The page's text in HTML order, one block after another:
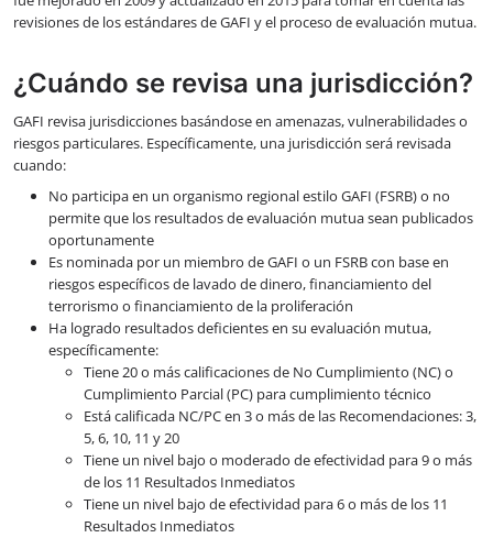
revisiones de los estándares de GAFI y el proceso de evaluación mutua.
¿Cuándo se revisa una jurisdicción?
GAFI revisa jurisdicciones basándose en amenazas, vulnerabilidades o
riesgos particulares. Específicamente, una jurisdicción será revisada
cuando:
No participa en un organismo regional estilo GAFI (FSRB) o no
permite que los resultados de evaluación mutua sean publicados
oportunamente
Es nominada por un miembro de GAFI o un FSRB con base en
riesgos específicos de lavado de dinero, financiamiento del
terrorismo o financiamiento de la proliferación
Ha logrado resultados deficientes en su evaluación mutua,
específicamente:
Tiene 20 o más calificaciones de No Cumplimiento (NC) o
Cumplimiento Parcial (PC) para cumplimiento técnico
Está calificada NC/PC en 3 o más de las Recomendaciones: 3,
5, 6, 10, 11 y 20
Tiene un nivel bajo o moderado de efectividad para 9 o más
de los 11 Resultados Inmediatos
Tiene un nivel bajo de efectividad para 6 o más de los 11
Resultados Inmediatos